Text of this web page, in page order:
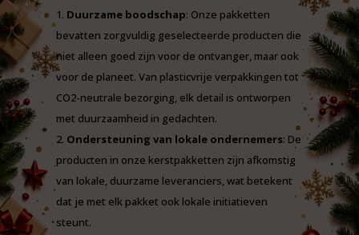
Duurzame boodschap: Onze pakketten
bevatten zorgvuldig geselecteerde producten die
niet alleen goed zijn voor de ontvanger, maar ook
voor de planeet. Van plasticvrije verpakkingen tot
CO2-neutrale bezorging, elk detail is ontworpen
met duurzaamheid in gedachten.
Ondersteuning van lokale ondernemers: De
producten in onze kerstpakketten zijn afkomstig
van lokale, duurzame leveranciers, wat betekent
dat je met elk pakket ook lokale initiatieven
steunt.